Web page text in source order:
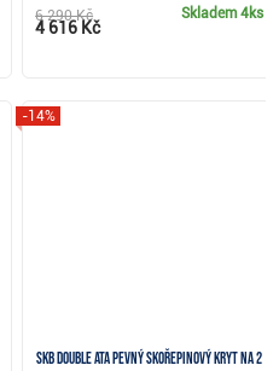
Skladem4ks
6 290 Kč
4 616 Kč
SKB Double ATA pevný skořepinový kryt na 2
-14%